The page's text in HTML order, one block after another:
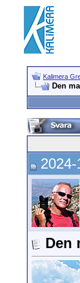
Kalimera
Den
Den